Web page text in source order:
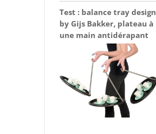
Test : balance tray design
by Gijs Bakker, plateau à
une main antidérapant